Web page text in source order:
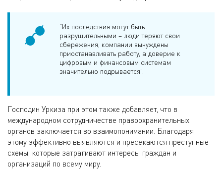
“Их последствия могут быть
разрушительными – люди теряют свои
сбережения, компании вынуждены
приостанавливать работу, а доверие к
цифровым и финансовым системам
значительно подрывается”.
Господин Уркиза при этом также добавляет, что в
международном сотрудничестве правоохранительных
органов заключается во взаимопонимании. Благодаря
этому эффективно выявляются и пресекаются преступные
схемы, которые затрагивают интересы граждан и
организаций по всему миру.